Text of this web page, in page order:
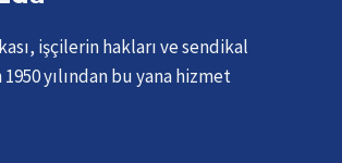
işçilerin hakları ve sendikal
yılından bu yana hizmet